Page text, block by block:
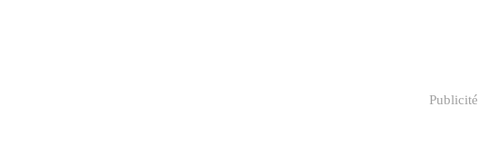
Publicité